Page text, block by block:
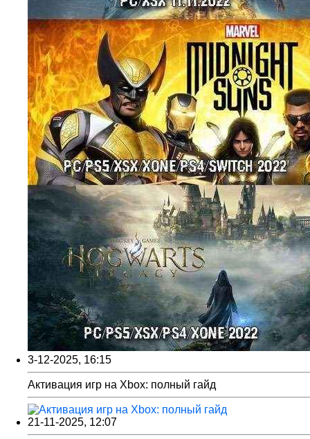
3-12-2025, 16:15
Активация игр на Xbox: полный гайд
21-11-2025, 12:07